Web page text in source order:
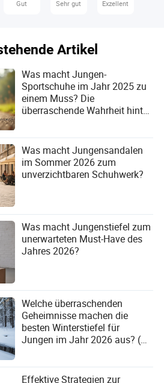
Gut Sehr gut Exzellent
Artikel
Was macht Jungen-
Sportschuhe im Jahr 2025 zu
einem Muss? Die
überraschende Wahrheit hinter
Was macht Jungensandalen
im Sommer 2026 zum
unverzichtbaren Schuhwerk?
Was macht Jungenstiefel zum
unerwarteten Must-Have des
Jahres 2026?
Welche überraschenden
Geheimnisse machen die
besten Winterstiefel für
Jungen im Jahr 2026 aus? (Du
Effektive Strategien zur